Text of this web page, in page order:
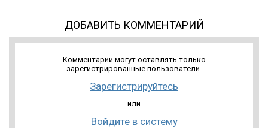
ДОБАВИТЬ КОММЕНТАРИЙ
Комментарии могут оставлять только
зарегистрированные пользователи.
Зарегистрируйтесь
или
Войдите в систему